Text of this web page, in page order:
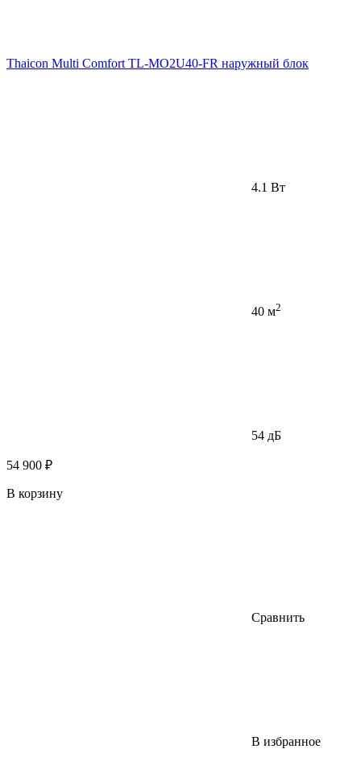
Thaicon Multi Comfort TL-MO2U40-FR наружный блок
4.1 Вт
40 м2
54 дБ
54 900 ₽
В корзину
Сравнить
В избранное